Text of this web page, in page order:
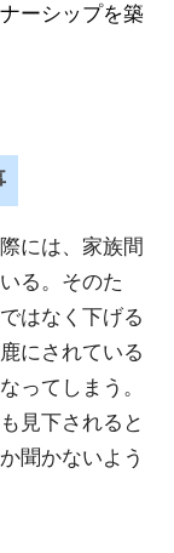
ーシップを築
には、家族間
る。そのた
はなく下げる
にされている
ってしまう。
見下されると
聞かないよう